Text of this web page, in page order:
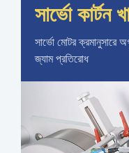
সার্ভো কার্টন
সার্ভো মোটর ক্রমানুসারে
জ্যাম প্রতিরোধ